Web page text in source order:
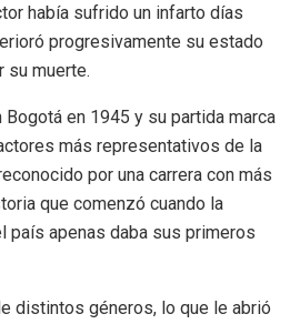
había sufrido un infarto días
progresivamente su estado
su muerte.
Bogotá en 1945 y su partida marca
más representativos de la
por una carrera con más
que comenzó cuando la
país apenas daba sus primeros
distintos géneros, lo que le abrió